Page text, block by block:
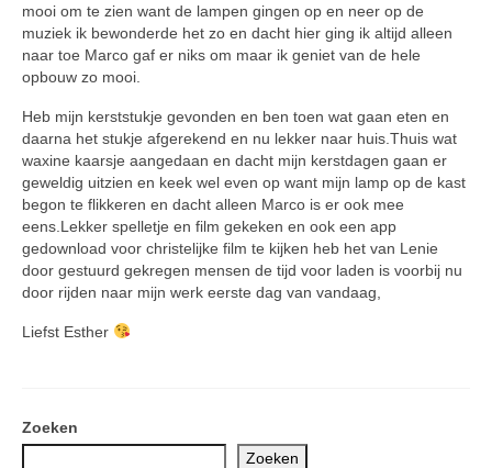
mooi om te zien want de lampen gingen op en neer op de
muziek ik bewonderde het zo en dacht hier ging ik altijd alleen
naar toe Marco gaf er niks om maar ik geniet van de hele
opbouw zo mooi.
Heb mijn kerststukje gevonden en ben toen wat gaan eten en
daarna het stukje afgerekend en nu lekker naar huis.Thuis wat
waxine kaarsje aangedaan en dacht mijn kerstdagen gaan er
geweldig uitzien en keek wel even op want mijn lamp op de kast
begon te flikkeren en dacht alleen Marco is er ook mee
eens.Lekker spelletje en film gekeken en ook een app
gedownload voor christelijke film te kijken heb het van Lenie
door gestuurd gekregen mensen de tijd voor laden is voorbij nu
door rijden naar mijn werk eerste dag van vandaag,
Liefst Esther
Zoeken
Zoeken